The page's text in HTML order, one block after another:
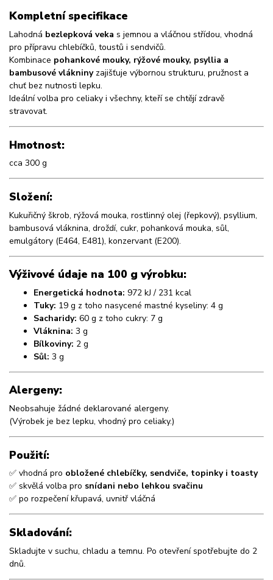
Kompletní specifikace
Lahodná bezlepková veka s jemnou a vláčnou střídou, vhodná
pro přípravu chlebíčků, toustů i sendvičů.
Kombinace pohankové mouky, rýžové mouky, psyllia a
bambusové vlákninyzajišťuje výbornou strukturu, pružnost a
chuť bez nutnosti lepku.
Ideální volba pro celiaky i všechny, kteří se chtějí zdravě
stravovat.
Hmotnost:
cca 300 g
Složení:
Kukuřičný škrob, rýžová mouka, rostlinný olej (řepkový), psyllium,
bambusová vláknina, droždí, cukr, pohanková mouka, sůl,
emulgátory (E464, E481), konzervant (E200).
Výživové údaje na 100 g výrobku:
Energetická hodnota: 972 kJ / 231 kcal
Tuky: 19 g z toho nasycené mastné kyseliny: 4 g
Sacharidy: 60 g z toho cukry: 7 g
Vláknina: 3 g
Bílkoviny: 2 g
Sůl: 3 g
Alergeny:
Neobsahuje žádné deklarované alergeny.
(Výrobek je bez lepku, vhodný pro celiaky.)
Použití:
✅ vhodná pro obložené chlebíčky, sendviče, topinky i toasty
✅ skvělá volba pro snídani nebo lehkou svačinu
✅ po rozpečení křupavá, uvnitř vláčná
Skladování:
Skladujte v suchu, chladu a temnu. Po otevření spotřebujte do 2
dnů.